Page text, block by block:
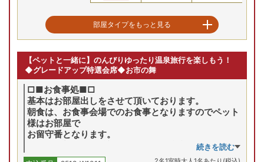
二間和室【10畳+6畳】
和室
Previous
和洋特別室【ﾂｲﾝﾍﾞｯﾄﾞ/和室8畳】
和洋室
Previous
8/6(木) 8/7(金)
部屋タイプをもっと見る
【ペットと一緒に】のんびりゆったり温泉旅行を楽しもう！
◆グレードアップ特選会席◆お市の舞
□■お食事処■□
基本はお部屋出しをさせて頂いております。
朝食は、お食事会場でのお食事となりますのでペット
様はお部屋で
お留守番となります。
朝食もお部屋食ご希望の場合、別途税込￥3,300（1
部屋）でご用意させて頂いております。お宿へ直接ご
続きを読む